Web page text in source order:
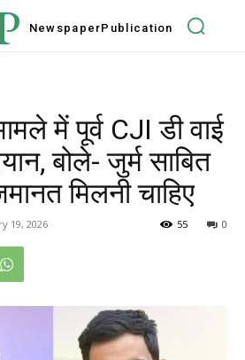
NewspaperPublication
में पूर्व CJI डी वाई
बोले- जुर्म साबित
मिलनी चाहिए
19, 2026 0
55